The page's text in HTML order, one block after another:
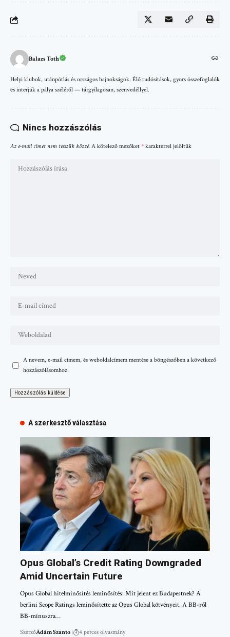
Balazs Toth
Helyi klubok, utánpótlás és országos bajnokságok. Élő tudósítások, gyors összefoglalók
és interjúk a pálya széléről — tárgyilagosan, szenvedéllyel.
Nincs hozzászólás
Az e-mail címet nem tesszük közzé. A kötelező mezőket * karakterrel jelöltük
A nevem, e-mail címem, és weboldalcímem mentése a böngészőben a következő
hozzászólásomhoz.
A szerkesztő választása
Opus Global’s Credit Rating Downgraded
Amid Uncertain Future
Opus Global hitelminősítés leminősítés: Mit jelent ez Budapestnek? A
berlini Scope Ratings leminősítette az Opus Global kötvényeit. A BB-ről
BB-mínuszra…
SzerzőÁdám Szanto 4 perces olvasmány